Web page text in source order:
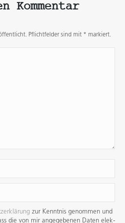
Kommentar
Pflichtfelder sind mit * markiert.
zur Kenntnis genommen und
die von mir angege­benen Daten elek­